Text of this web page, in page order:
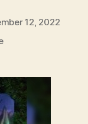
12, 2022
zu